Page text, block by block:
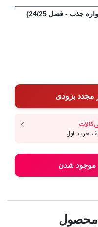
جذب - فصل 24/25)
مجدد بزودی
موجود شدن
محصول